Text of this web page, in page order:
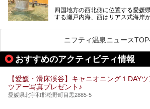
四国地方の西北側に位置する愛媛
する瀬戸内海、西はリアス式海岸
な自然と、温暖な気候が魅力の県
日本最古の温泉といわれる道後温
ある愛媛県は、スーパー銭湯も豊
方を代表する人気の施設も。今回
銭湯をピックアップしました。
ニフティ温泉ニュース
おすすめのアクティビティ情報
【愛媛・滑床渓谷】キャニオニング１DAY
ツアー写真プレゼント♪
愛媛県北宇和郡松野町目黒2885-5